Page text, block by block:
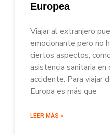
Europea
Viajar al extranjero
emocionante pero no
ciertos aspectos,
asistencia sanitaria
accidente. Para viajar
Europa es más que
LEER MÁS »